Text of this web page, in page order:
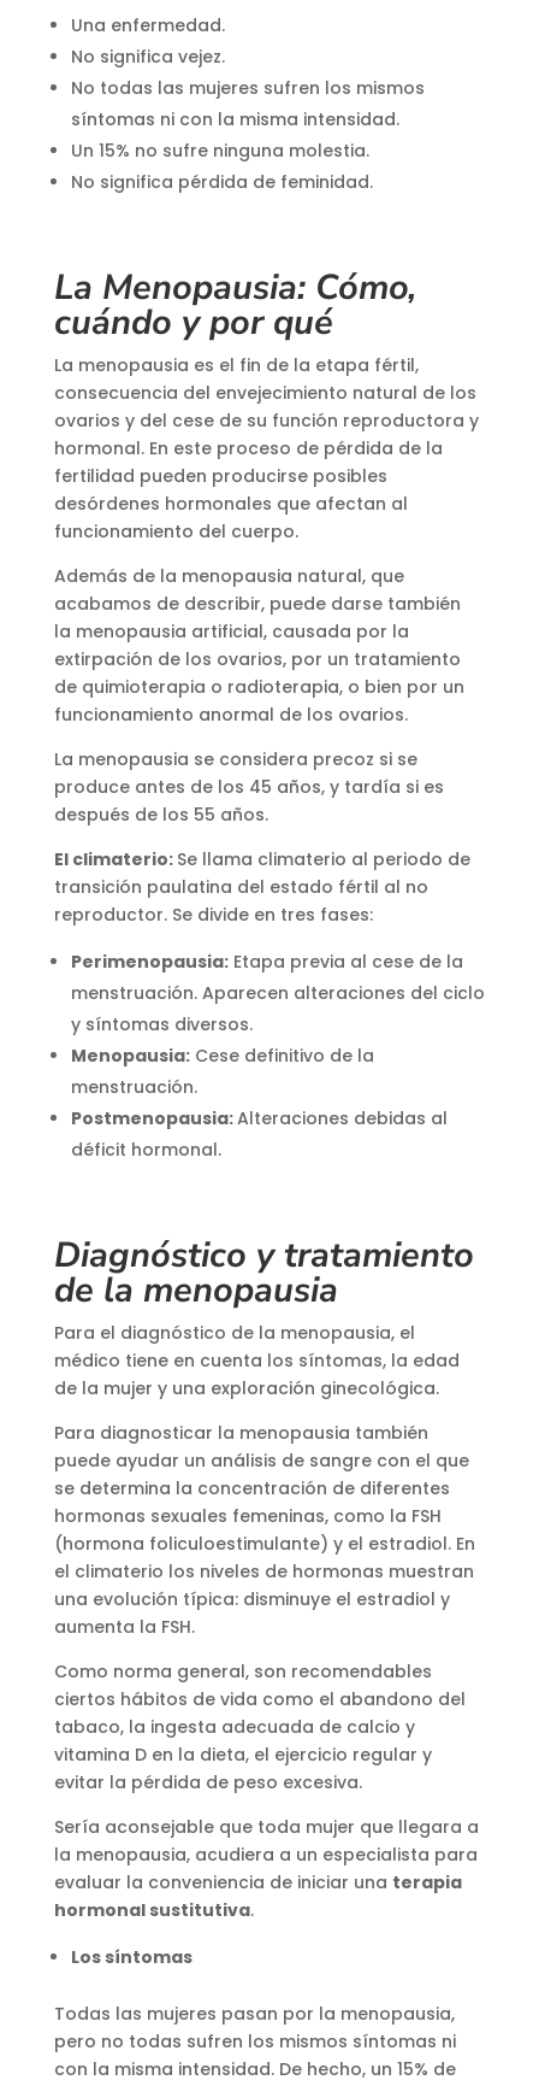
Una enfermedad.
No significa vejez.
No todas las mujeres sufren los mismos
síntomas ni con la misma intensidad.
Un 15% no sufre ninguna molestia.
No significa pérdida de feminidad.
La Menopausia: Cómo,
cuándo y por qué
La menopausia es el fin de la etapa fértil,
consecuencia del envejecimiento natural de los
ovarios y del cese de su función reproductora y
hormonal. En este proceso de pérdida de la
fertilidad pueden producirse posibles
desórdenes hormonales que afectan al
funcionamiento del cuerpo.
Además de la menopausia natural, que
acabamos de describir, puede darse también
la menopausia artificial, causada por la
extirpación de los ovarios, por un tratamiento
de quimioterapia o radioterapia, o bien por un
funcionamiento anormal de los ovarios.
La menopausia se considera precoz si se
produce antes de los 45 años, y tardía si es
después de los 55 años.
El climaterio: Se llama climaterio al periodo de
transición paulatina del estado fértil al no
reproductor. Se divide en tres fases:
Perimenopausia:Etapa previa al cese de la
menstruación. Aparecen alteraciones del ciclo
y síntomas diversos.
Menopausia:Cese definitivo de la
menstruación.
Postmenopausia:Alteraciones debidas al
déficit hormonal.
Diagnóstico y tratamiento
de la menopausia
Para el diagnóstico de la menopausia, el
médico tiene en cuenta los síntomas, la edad
de la mujer y una exploración ginecológica.
Para diagnosticar la menopausia también
puede ayudar un análisis de sangre con el que
se determina la concentración de diferentes
hormonas sexuales femeninas, como la FSH
(hormona foliculoestimulante) y el estradiol. En
el climaterio los niveles de hormonas muestran
una evolución típica: disminuye el estradiol y
aumenta la FSH.
Como norma general, son recomendables
ciertos hábitos de vida como el abandono del
tabaco, la ingesta adecuada de calcio y
vitamina D en la dieta, el ejercicio regular y
evitar la pérdida de peso excesiva.
Sería aconsejable que toda mujer que llegara a
la menopausia, acudiera a un especialista para
evaluar la conveniencia de iniciar una terapia
hormonal sustitutiva.
Los síntomas
Todas las mujeres pasan por la menopausia,
pero no todas sufren los mismos síntomas ni
con la misma intensidad. De hecho, un 15% de